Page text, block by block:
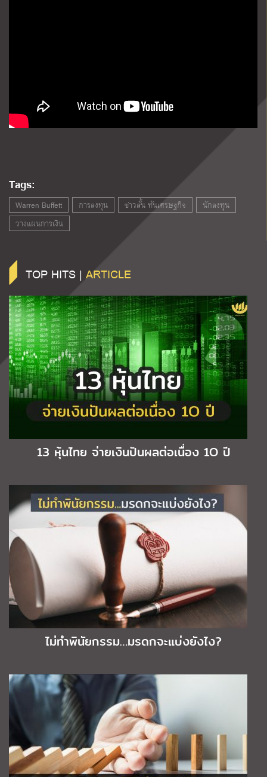
Tags:
Warren Buffett การลงทุน ข่าวสั้น ทันเศรษฐกิจ
นักลงทุน
วางแผนการเงิน
TOP HITS | ARTICLE
13 หุ้นไทย จ่ายเงินปันผลต่อเนื่อง 1O ปี
ไม่ทำพินัยกรรม…มรดกจะแบ่งยังไง?